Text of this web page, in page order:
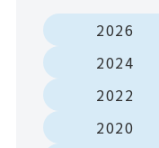
2026
2024
2022
2020